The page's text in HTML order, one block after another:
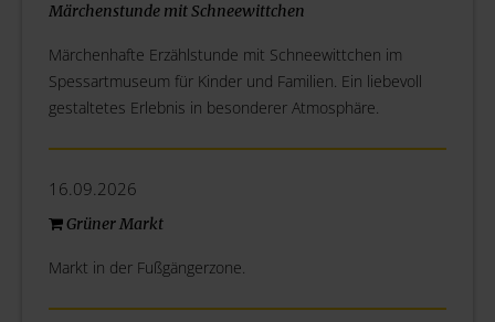
Märchenstunde mit Schneewittchen
Märchenhafte Erzählstunde mit Schneewittchen im
Spessartmuseum für Kinder und Familien. Ein liebevoll
gestaltetes Erlebnis in besonderer Atmosphäre.
16.09.2026
Grüner Markt
Markt in der Fußgängerzone.